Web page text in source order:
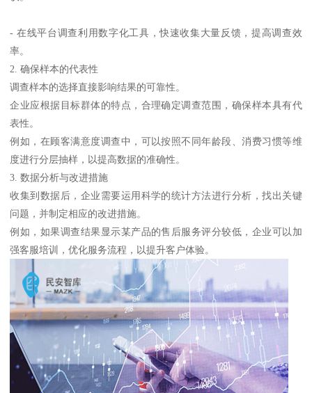
- 在线平台调查利用数字化工具，快速收集大量反馈，提高调查效
率。
2. 确保样本的代表性
调查样本的选择直接影响结果的可靠性。
企业应根据目标群体的特点，合理确定调查范围，确保样本具有代
表性。
例如，在顾客满意度调查中，可以按照不同年龄段、消费习惯等维
度进行分层抽样，以提高数据的准确性。
3. 数据分析与改进措施
收集到数据后，企业需要运用科学的统计方法进行分析，找出关键
问题，并制定相应的改进措施。
例如，如果调查结果显示某产品的售后服务评分较低，企业可以加
强客服培训，优化服务流程，以提升客户体验。